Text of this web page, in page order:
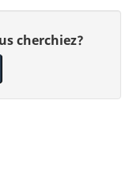
cherchiez?